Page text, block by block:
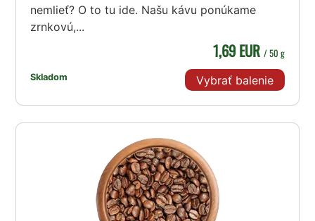
nemlieť? O to tu ide. Našu kávu ponúkame
zrnkovú,...
Skladom
1,69 EUR / 50 g
Vybrať balenie